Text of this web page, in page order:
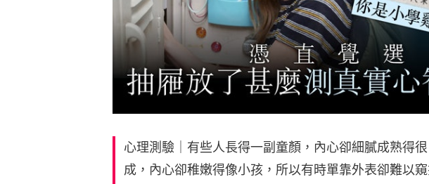
心理測驗｜有些人長得一副童顏，內心卻細膩成熟得
成，內心卻稚嫩得像小孩，所以有時單靠外表卻難以